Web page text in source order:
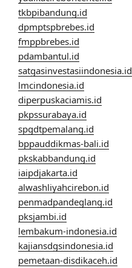
tkbpibandung.id
dpmptspbrebes.id
fmppbrebes.id
pdambantul.id
satgasinvestasiindonesia.id
lmcindonesia.id
diperpuskaciamis.id
pkpssurabaya.id
spgdtpemalang.id
bppauddikmas-bali.id
pkskabbandung.id
iaipdjakarta.id
alwashliyahcirebon.id
penmadpandeglang.id
pksjambi.id
lembakum-indonesia.id
kajiansdgsindonesia.id
pemetaan-disdikaceh.id